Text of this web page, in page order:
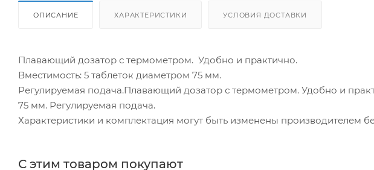
ОПИСАНИЕ ХАРАКТЕРИСТИКИ УСЛОВИЯ ДОСТАВКИ
Плавающий дозатор с термометром. Удобно и практично.
Вместимость: 5 таблеток диаметром 75 мм.
Регулируемая подача.Плавающий дозатор с термометром. Удобно и
75 мм. Регулируемая подача.
Характеристики и комплектация могут быть изменены производителем
С этим товаром покупают